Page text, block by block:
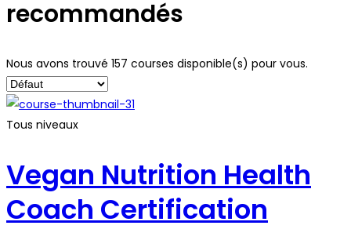
recommandés
Nous avons trouvé 157 courses disponible(s) pour vous.
Tous niveaux
Vegan Nutrition Health
Coach Certification